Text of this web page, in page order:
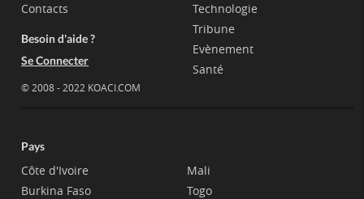
Contacts
Besoin d'aide ?
Se Connecter
© 2008 - 2022 KOACI.COM
Technologie
Tribune
Evènement
Santé
Pays
Côte d'Ivoire
Burkina Faso
Mali
Togo